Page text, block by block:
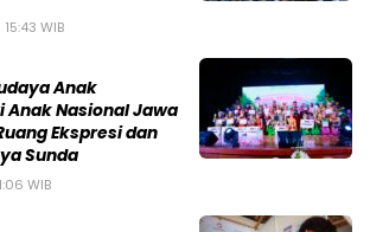
WIB
Anak
Anak Nasional Jawa
Ekspresi dan
Sunda
WIB